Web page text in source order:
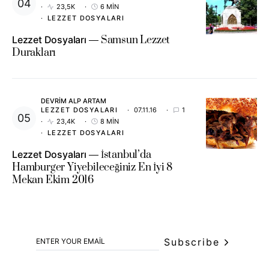
23,5K
6 MIN
LEZZET DOSYALARI
Lezzet Dosyaları
Samsun Lezzet
Durakları
DEVRIM ALP ARTAM
LEZZET DOSYALARI
07.11.16
1
23,4K
8 MIN
LEZZET DOSYALARI
Lezzet Dosyaları
İstanbul’da
Hamburger Yiyebileceğiniz En İyi 8
Mekan Ekim 2016
Subscribe